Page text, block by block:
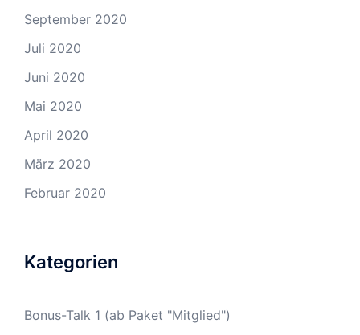
September 2020
Juli 2020
Juni 2020
Mai 2020
April 2020
März 2020
Februar 2020
Kategorien
Bonus-Talk 1 (ab Paket "Mitglied")